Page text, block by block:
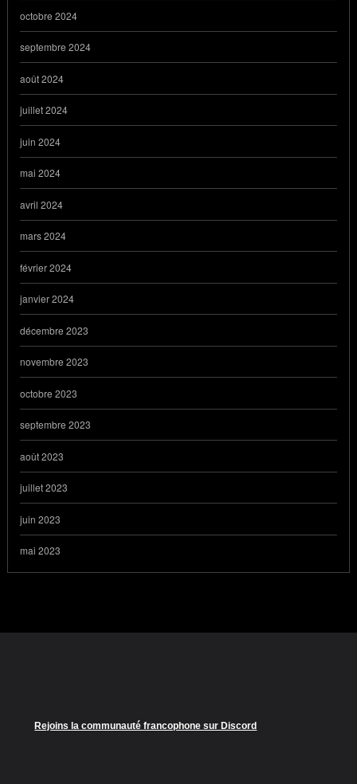
octobre 2024
septembre 2024
août 2024
juillet 2024
juin 2024
mai 2024
avril 2024
mars 2024
février 2024
janvier 2024
décembre 2023
novembre 2023
octobre 2023
septembre 2023
août 2023
juillet 2023
juin 2023
mai 2023
Rejoins la communauté francophone sur Discord